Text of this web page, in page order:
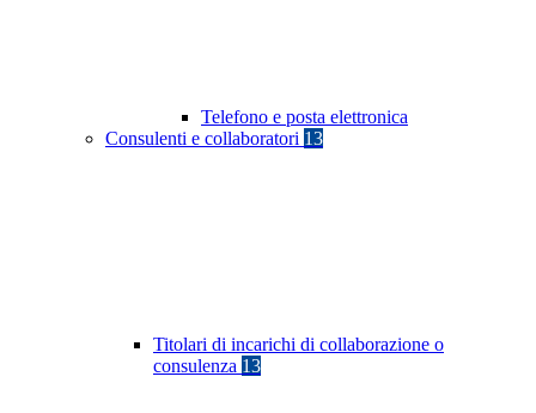
Telefono e posta elettronica
Consulenti e collaboratori 13
Titolari di incarichi di collaborazione o
consulenza 13